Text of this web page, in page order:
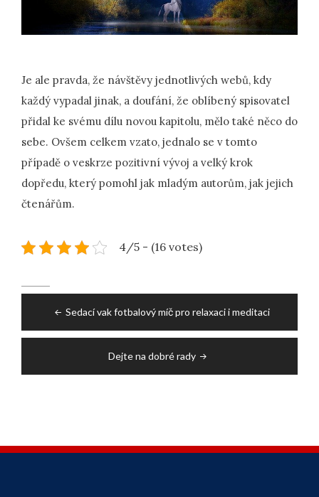
Je ale pravda, že návštěvy jednotlivých webů, kdy
každý vypadal jinak, a doufání, že oblíbený spisovatel
přidal ke svému dílu novou kapitolu, mělo také něco do
sebe. Ovšem celkem vzato, jednalo se v tomto
případě o veskrze pozitivní vývoj a velký krok
dopředu, který pomohl jak mladým autorům, jak jejich
čtenářům.
4/5 - (16 votes)
navigationSedací vak fotbalový míč pro relaxaci i meditaci
Dejte na dobré rady